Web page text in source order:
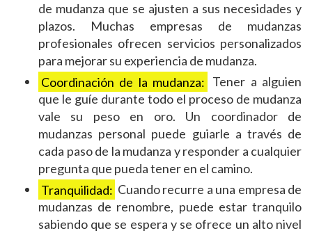
de mudanza que se ajusten a sus necesidades y
plazos. Muchas empresas de mudanzas
profesionales ofrecen servicios personalizados
para mejorar su experiencia de mudanza.
Coordinación de la mudanza: Tener a alguien
que le guíe durante todo el proceso de mudanza
vale su peso en oro. Un coordinador de
mudanzas personal puede guiarle a través de
cada paso de la mudanza y responder a cualquier
pregunta que pueda tener en el camino.
Tranquilidad: Cuando recurre a una empresa de
mudanzas de renombre, puede estar tranquilo
sabiendo que se espera y se ofrece un alto nivel